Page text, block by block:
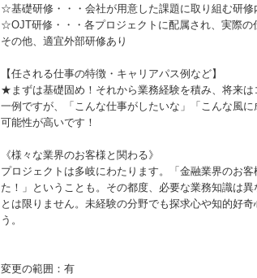
☆基礎研修・・・会社が用意した課題に取り組む研修
☆OJT研修・・・各プロジェクトに配属され、実際の
その他、適宜外部研修あり
【任される仕事の特徴・キャリアパス例など】
★まずは基礎固め！それから業務経験を積み、将来
一例ですが、「こんな仕事がしたいな」「こんな風
可能性が高いです！
《様々な業界のお客様と関わる》
プロジェクトは多岐にわたります。「金融業界のお
た！」ということも。その都度、必要な業務知識は
とは限りません。未経験の分野でも探求心や知的好
う。
変更の範囲：有